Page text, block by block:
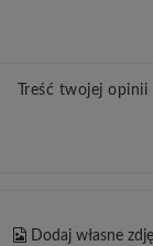
Treść twojej opinii
Dodaj własne